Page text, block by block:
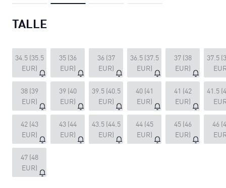
TALLE
34.5 (35.5
EUR)
35 (36
EUR)
36 (37
EUR)
36.5 (37.5
EUR)
37 (38
EUR)
37.5
38 (39
EUR)
39 (40
EUR)
39.5 (40.5
EUR)
40 (41
EUR)
41 (42
EUR)
41.5
42 (43
EUR)
43 (44
EUR)
43.5 (44.5
EUR)
44 (45
EUR)
45 (46
EUR)
46
47 (48
EUR)